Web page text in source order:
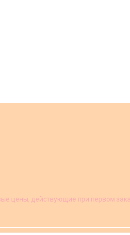
цены, действующие при первом